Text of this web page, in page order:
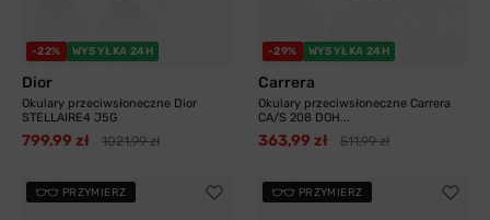
-22% WYSYŁKA 24H
Dior
Okulary przeciwsłoneczne Dior
STELLAIRE4 J5G
799,99 zł 1021,99 zł
-29% WYSYŁKA 24H
Carrera
Okulary przeciwsłoneczne Carrera
CA/S 208 DOH...
363,99 zł 511,99 zł
PRZYMIERZ PRZYMIERZ